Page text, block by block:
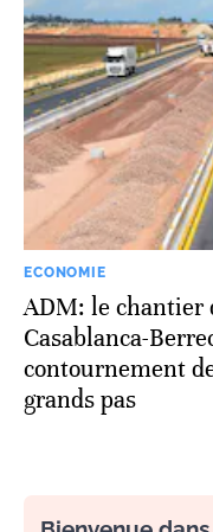
ECONOMIE
ADM: le chantier
Casablanca-
contournement
grands pas